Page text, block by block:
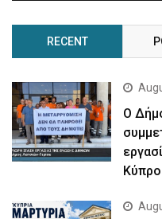
RECENT
Ο